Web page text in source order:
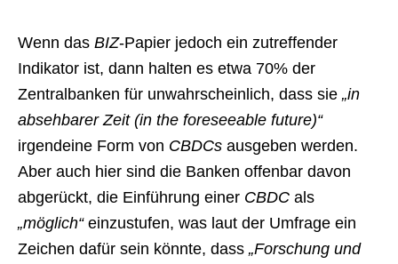
Wenn das BIZ-Papier jedoch ein zutreffender
Indikator ist, dann halten es etwa 70% der
Zentralbanken für unwahrscheinlich, dass sie „in
absehbarer Zeit (in the foreseeable future)“
irgendeine Form von CBDCs ausgeben werden.
Aber auch hier sind die Banken offenbar davon
abgerückt, die Einführung einer CBDC als
„möglich“einzustufen, was laut der Umfrage ein
Zeichen dafür sein könnte, dass „Forschung und